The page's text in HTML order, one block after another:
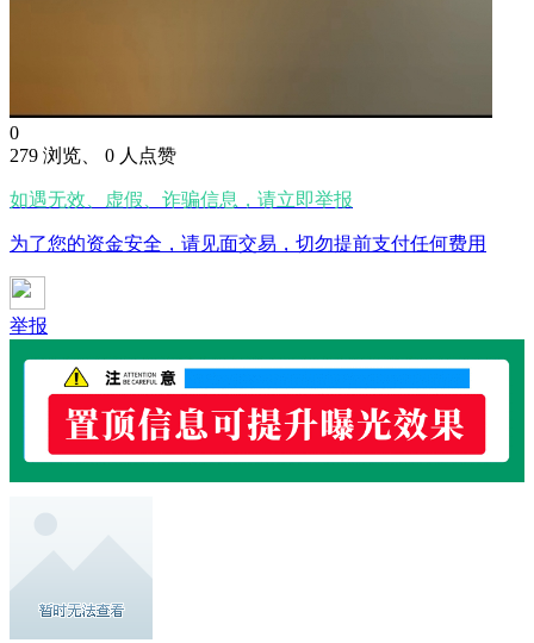
0
279 浏览、 0 人点赞
如遇无效、虚假、诈骗信息，请立即举报
为了您的资金安全，请见面交易，切勿提前支付任何费用
举报